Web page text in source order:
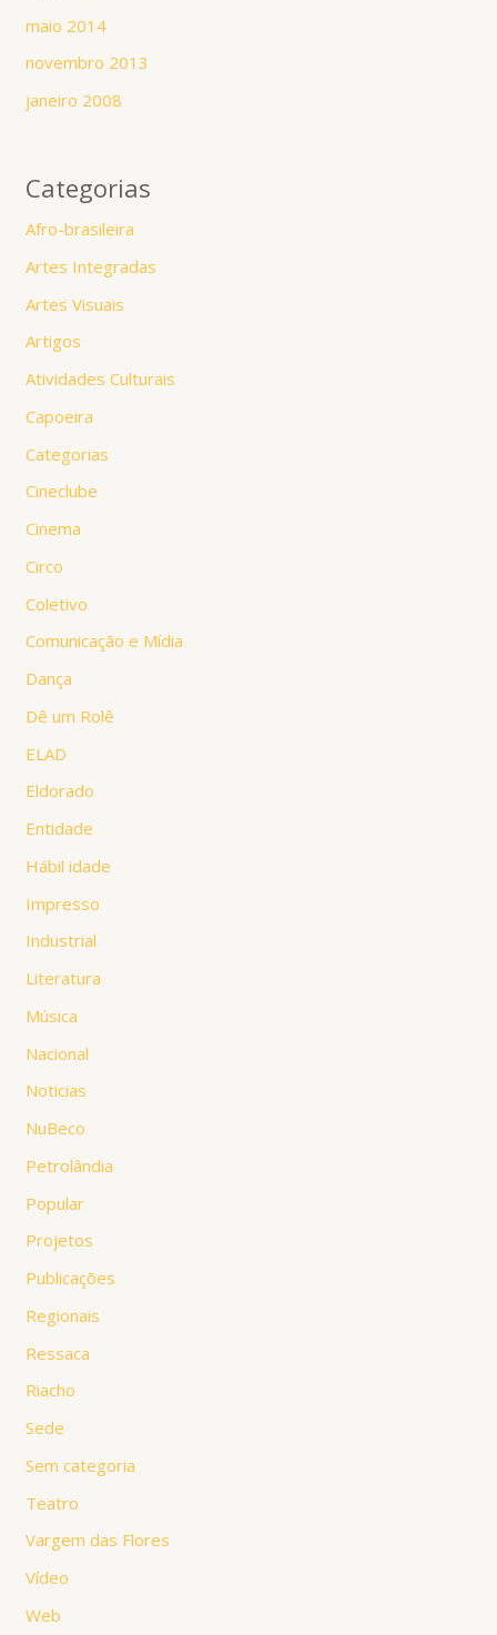
maio 2014
novembro 2013
janeiro 2008
Categorias
Afro-brasileira
Artes Integradas
Artes Visuais
Artigos
Atividades Culturais
Capoeira
Categorias
Cineclube
Cinema
Circo
Coletivo
Comunicação e Mídia
Dança
Dê um Rolê
ELAD
Eldorado
Entidade
Hábil idade
Impresso
Industrial
Literatura
Música
Nacional
Noticias
NuBeco
Petrolândia
Popular
Projetos
Publicações
Regionais
Ressaca
Riacho
Sede
Sem categoria
Teatro
Vargem das Flores
Vídeo
Web